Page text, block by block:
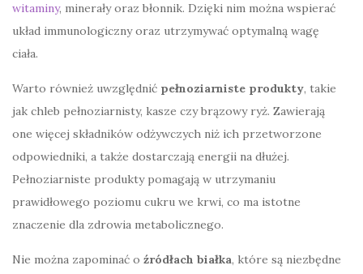
witaminy, minerały oraz błonnik. Dzięki nim można wspierać
układ immunologiczny oraz utrzymywać optymalną wagę
ciała.
Warto również uwzględnić pełnoziarniste produkty, takie
jak chleb pełnoziarnisty, kasze czy brązowy ryż. Zawierają
one więcej składników odżywczych niż ich przetworzone
odpowiedniki, a także dostarczają energii na dłużej.
Pełnoziarniste produkty pomagają w utrzymaniu
prawidłowego poziomu cukru we krwi, co ma istotne
znaczenie dla zdrowia metabolicznego.
Nie można zapominać o źródłach białka, które są niezbędne